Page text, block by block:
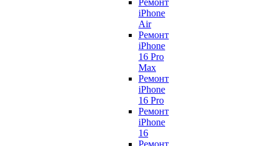
Ремонт
iPhone
Air
Ремонт
iPhone
16 Pro
Max
Ремонт
iPhone
16 Pro
Ремонт
iPhone
16
Ремонт